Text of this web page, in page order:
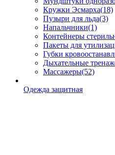
Кружки Эсмарха(18)
Пузыри для льда(3)
Напальчники(1)
Контейнеры
Пакеты для
Губки
Дыхательные
Массажеры(52)
Одежда защитная